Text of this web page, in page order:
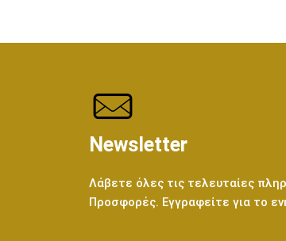
Newsletter
Λάβετε όλες τις τελευταίες
Προσφορές. Εγγραφείτε για το